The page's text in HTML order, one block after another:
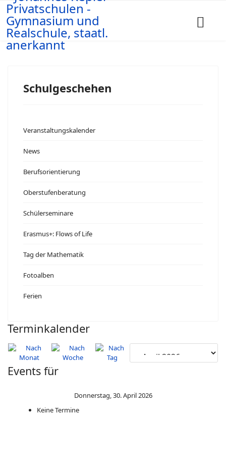
Schulgeschehen
Veranstaltungskalender
News
Berufsorientierung
Oberstufenberatung
Schülerseminare
Erasmus+: Flows of Life
Tag der Mathematik
Fotoalben
Ferien
Terminkalender
Events für
Donnerstag, 30. April 2026
Keine Termine